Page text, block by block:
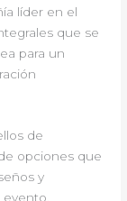
líder en el
que se
para un
de
opciones que
y
evento,